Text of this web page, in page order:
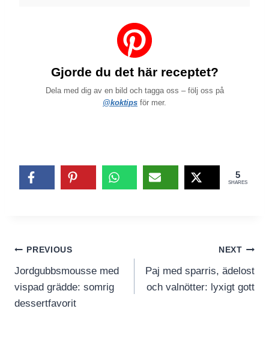
Gjorde du det här receptet?
Dela med dig av en bild och tagga oss – följ oss på
@koktips för mer.
5
SHARES
Inläggsnavigering
PREVIOUS
Jordgubbsmousse med
vispad grädde: somrig
dessertfavorit
NEXT
Paj med sparris, ädelost
och valnötter: lyxigt gott